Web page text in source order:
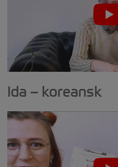
Ida – koreansk